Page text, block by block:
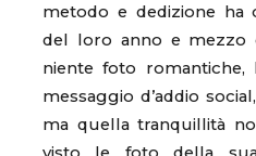
metodo e dedizione ha
del loro anno e mezzo
niente foto romantiche,
messaggio d’addio
ma quella tranquillità